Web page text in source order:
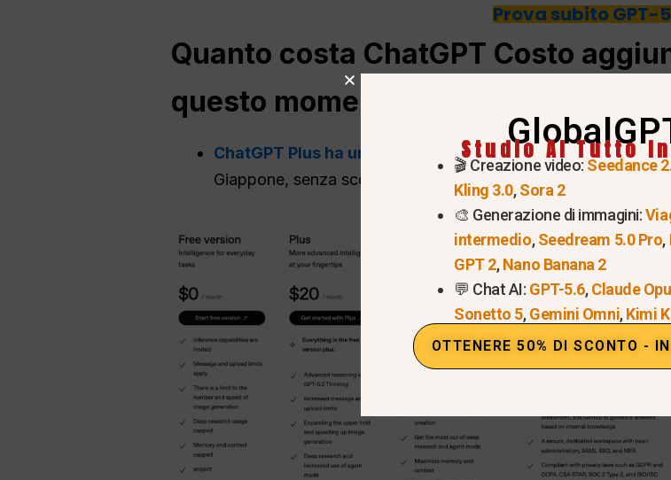
Prova subito GPT-
Quanto costa ChatGPT Costo
questo momento?
ChatGPT Plus ha un prezzo base globale di $20 al mese.
,
Giappone, senza sconti specifici per regione o prezzi in yen
Studio AI Tutto In
🎬 Creazione video: Seedance
Kling 3.0,Sora 2
🎨 Generazione di immagini:
intermedio,Seedream 5.0 Pro,
GPT 2,Nano Banana 2
💬 Chat AI: GPT-5.6,Claude
Sonetto 5,Gemini Omni,Kimi
OTTENERE 50% DI SCONTO -